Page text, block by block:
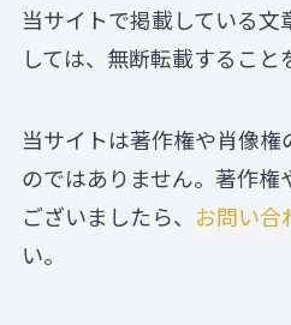
当サイトで掲載している文
しては、無断転載すること
当サイトは著作権や肖像
のではありません。著作
ございましたら、 お問い合
い。